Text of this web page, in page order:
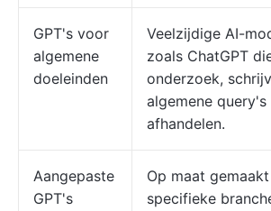
GPT's voor
algemene
doeleinden
Veelzijdige AI-
zoals ChatGPT
onderzoek,
algemene query's
afhandelen.
Aangepaste
GPT's
Op maat
specifieke